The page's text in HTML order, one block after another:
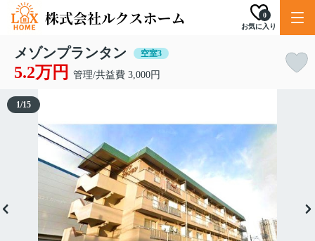
お気に入り
0
メゾンプランタン 空室3
5.2万円 管理/共益費 3,000円
1/15